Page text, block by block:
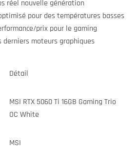
réel nouvelle génération
optimisé pour des températures basses
prix pour le gaming
derniers moteurs graphiques
Détail
MSI RTX 5060 Ti 16GB Gaming Trio
OC White
MSI